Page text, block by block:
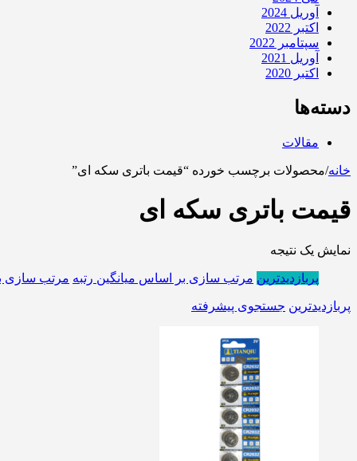
آوریل 2024
اکتبر 2022
سپتامبر 2022
آوریل 2021
اکتبر 2020
دسته‌ها
مقالات
خانه/محصولات برچسب خورده “قیمت باتری سکه ای”
قیمت باتری سکه ای
نمایش یک نتیجه
پربازدیدترین مرتب سازی بر اساس میانگین رتبه مرتب سازی
پربازدیدترین جستجوی پیشرفته